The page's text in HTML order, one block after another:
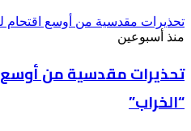
تحذيرات مقدسية من أوسع اقتحام
منذ أسبوعين
تحذيرات مقدسية من
“الخراب”